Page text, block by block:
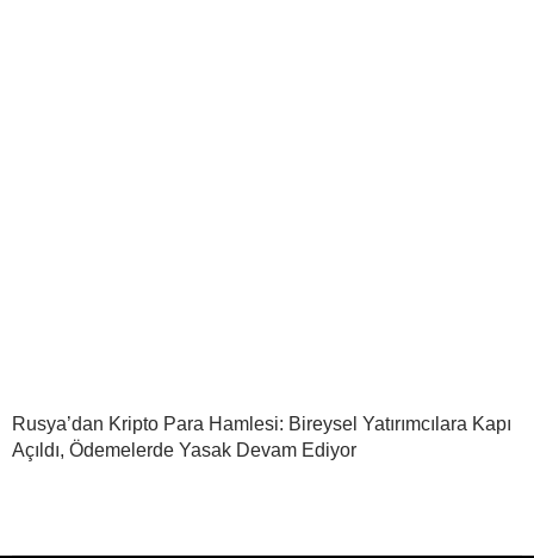
Rusya’dan Kripto Para Hamlesi: Bireysel Yatırımcılara Kapı
Açıldı, Ödemelerde Yasak Devam Ediyor